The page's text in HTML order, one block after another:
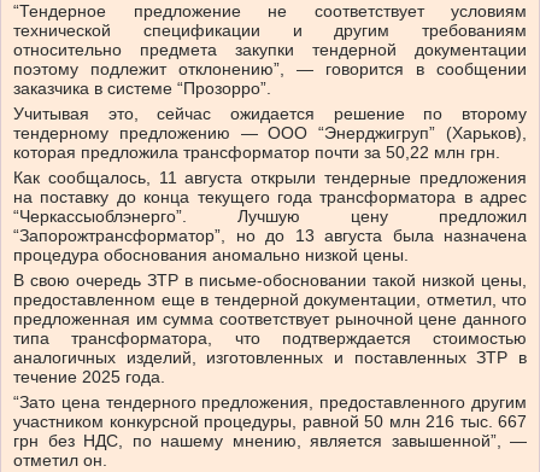
“Тендерное предложение не соответствует условиям
технической спецификации и другим требованиям
относительно предмета закупки тендерной документации
поэтому подлежит отклонению”, — говорится в сообщении
заказчика в системе “Прозорро”.
Учитывая это, сейчас ожидается решение по второму
тендерному предложению — ООО “Энерджигруп” (Харьков),
которая предложила трансформатор почти за 50,22 млн грн.
Как сообщалось, 11 августа открыли тендерные предложения
на поставку до конца текущего года трансформатора в адрес
“Черкассыоблэнерго”. Лучшую цену предложил
“Запорожтрансформатор”, но до 13 августа была назначена
процедура обоснования аномально низкой цены.
В свою очередь ЗТР в письме-обосновании такой низкой цены,
предоставленном еще в тендерной документации, отметил, что
предложенная им сумма соответствует рыночной цене данного
типа трансформатора, что подтверждается стоимостью
аналогичных изделий, изготовленных и поставленных ЗТР в
течение 2025 года.
“Зато цена тендерного предложения, предоставленного другим
участником конкурсной процедуры, равной 50 млн 216 тыс. 667
грн без НДС, по нашему мнению, является завышенной”, —
отметил он.